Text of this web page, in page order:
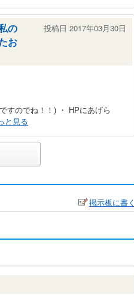
の
お
投稿日 2017年03月30日
すのでね！！) ・ HPにあげら
と見る
掲示板に書く